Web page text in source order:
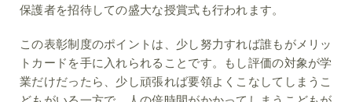
保護者を招待しての盛大な授賞式も行われます。
この表彰制度のポイントは、少し努力すれば誰もがメリッ
トカードを手に入れられることです。もし評価の対象が学
業だけだったら、少し頑張れば要領よくこなしてしまうこ